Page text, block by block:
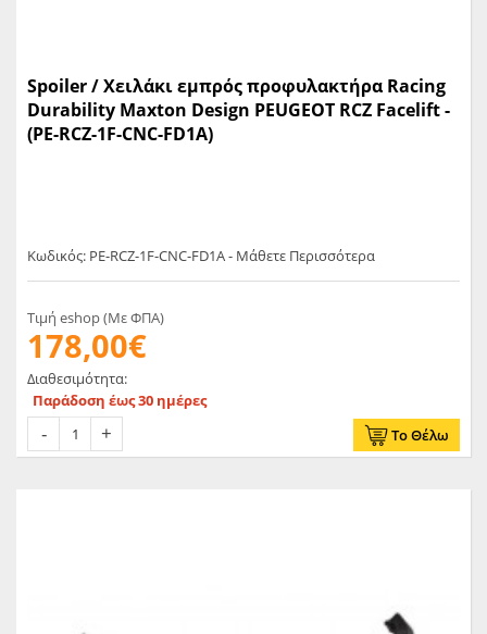
Spoiler / Χειλάκι εμπρός προφυλακτήρα Racing
Durability Maxton Design PEUGEOT RCZ Facelift -
(PE-RCZ-1F-CNC-FD1A)
Κωδικός: PE-RCZ-1F-CNC-FD1A - Μάθετε Περισσότερα
Τιμή eshop (Με ΦΠΑ)
178,00€
Διαθεσιμότητα:
Παράδοση έως 30 ημέρες
Το Θέλω